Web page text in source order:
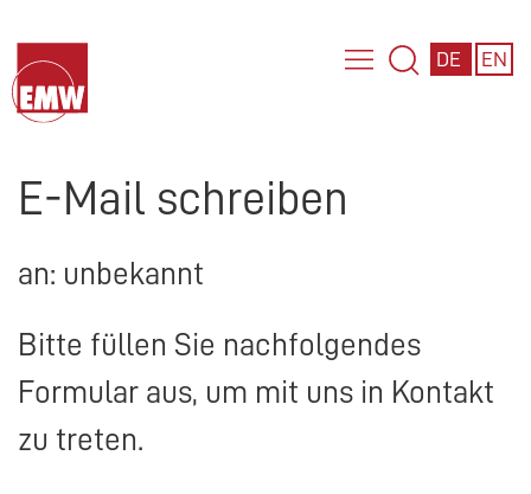
DE EN
E-Mail schreiben
an: unbekannt
Bitte füllen Sie nachfolgendes
Formular aus, um mit uns in Kontakt
zu treten.